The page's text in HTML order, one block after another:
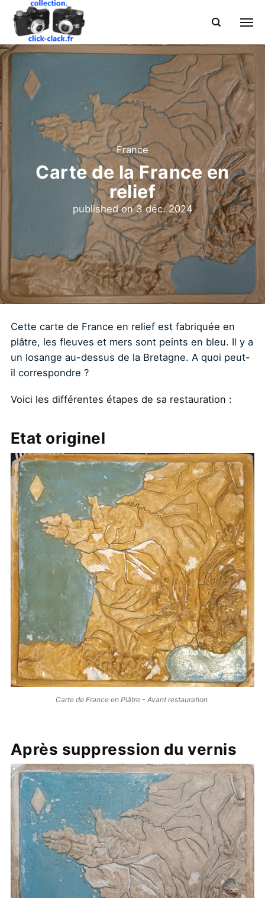
France
Carte de la France en
relief
published on3 déc. 2024
Cette carte de France en relief est fabriquée en
plâtre, les fleuves et mers sont peints en bleu. Il y a
un losange au-dessus de la Bretagne. A quoi peut-
il correspondre ?
Voici les différentes étapes de sa restauration :
Etat originel
Carte de France en Plâtre - Avant restauration
Après suppression du vernis